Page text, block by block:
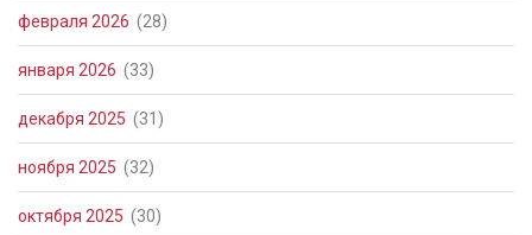
февраля 2026 (28)
января 2026 (33)
декабря 2025 (31)
ноября 2025 (32)
октября 2025 (30)